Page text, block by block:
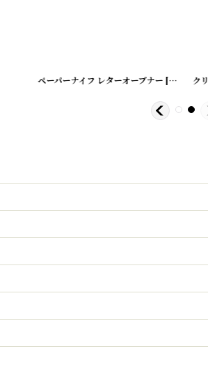
ペーパーナイフ レターオープナー [19301-01]